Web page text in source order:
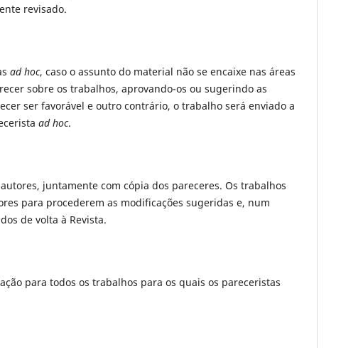
revisado.
ad hoc, caso o assunto do material não se encaixe nas áreas
sobre os trabalhos, aprovando-os ou sugerindo as
ser favorável e outro contrário, o trabalho será enviado a
ad hoc.
juntamente com cópia dos pareceres. Os trabalhos
para procederem as modificações sugeridas e, num
de volta à Revista.
para todos os trabalhos para os quais os pareceristas